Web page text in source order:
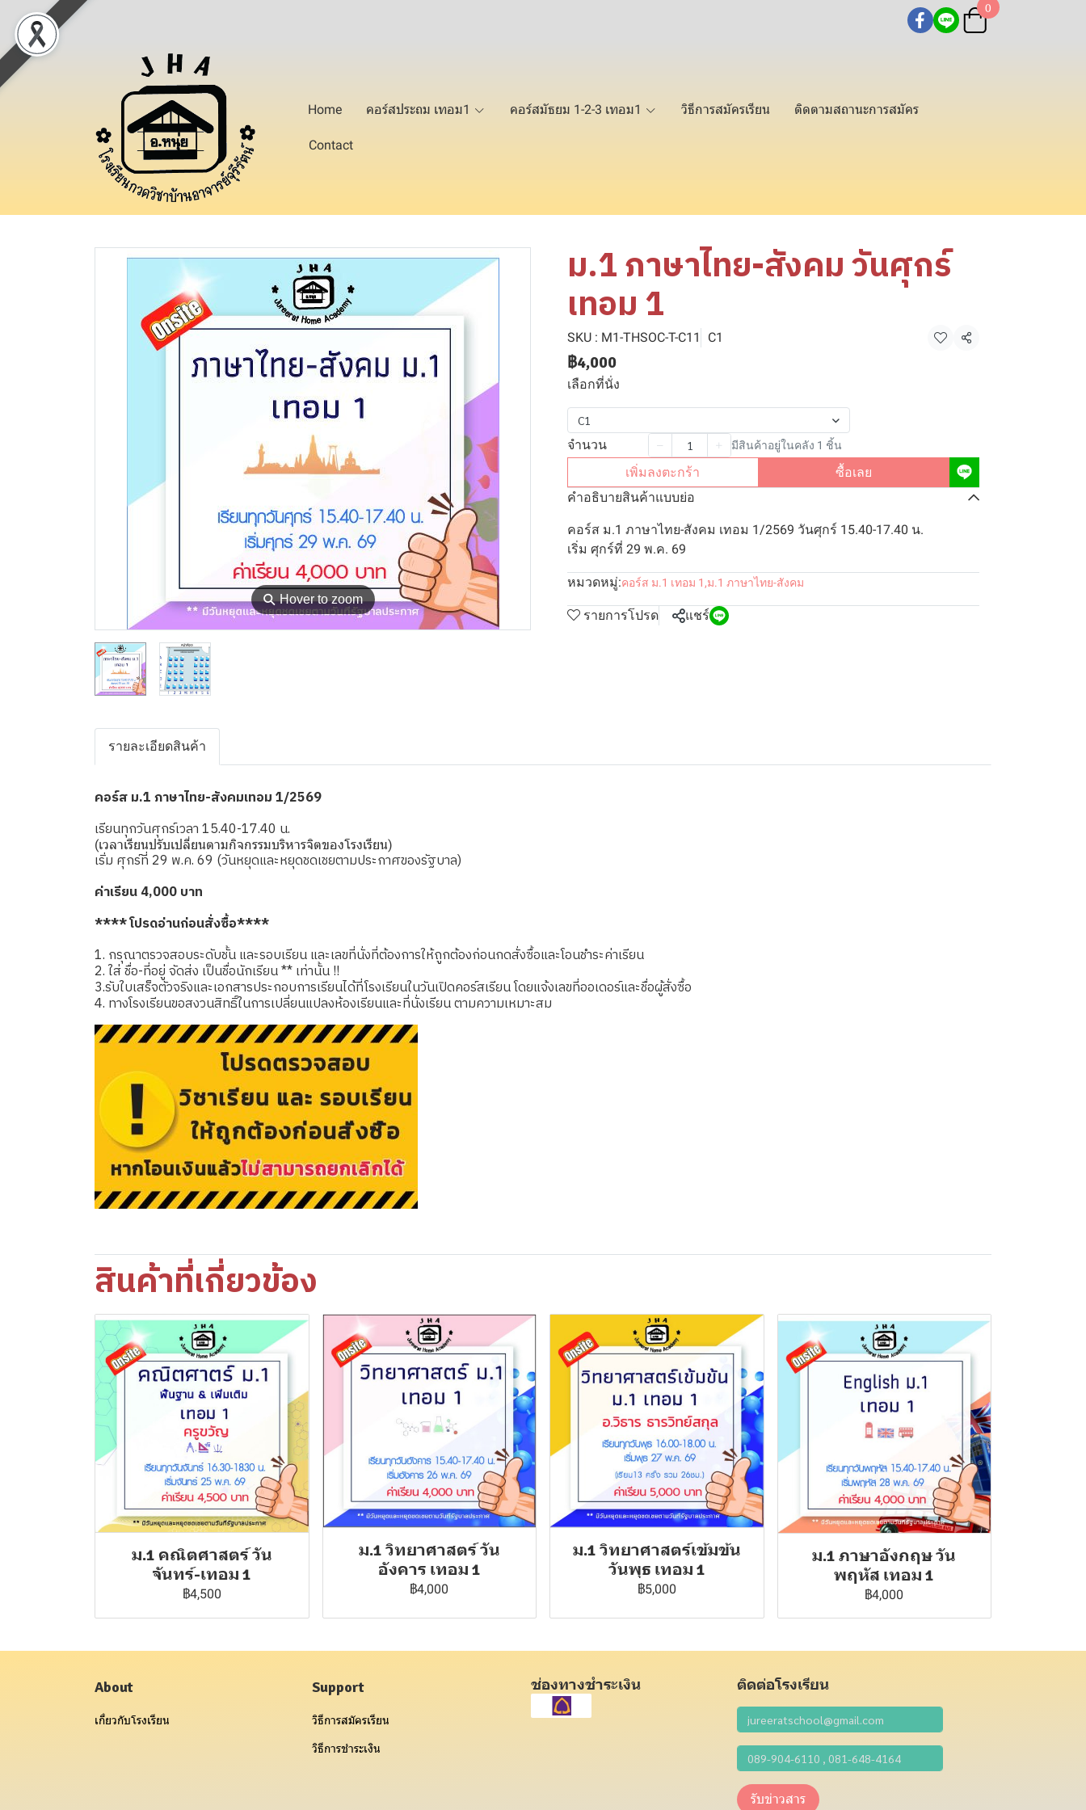
0
Home คอร์สประถม เทอม1 คอร์สมัธยม 1-2-3 เทอม1 วิธีการสมัครเรียน ติดตามสถานะการสมัคร
Contact
⚲Hover to zoom
ม.1 ภาษาไทย-สังคม วันศุกร์
เทอม 1
SKU : M1-THSOC-T-C11 C1 แชร์
฿4,000
เลือกที่นั่ง
C1
จำนวน มีสินค้าอยู่ในคลัง 1 ชิ้น
เพิ่มลงตะกร้า
ซื้อเลย
คำอธิบายสินค้าแบบย่อ
คอร์ส ม.1 ภาษาไทย-สังคม เทอม 1/2569 วันศุกร์ 15.40-17.40 น.
เริ่ม ศุกร์ที่ 29 พ.ค. 69
หมวดหมู่:คอร์ส ม.1 เทอม 1 ,ม.1 ภาษาไทย-สังคม
รายการโปรด แชร์
รายละเอียดสินค้า
คอร์ส ม.1 ภาษาไทย-สังคมเทอม 1/2569
เรียนทุกวันศุกร์เวลา 15.40-17.40 น.
(เวลาเรียนปรับเปลี่ยนตามกิจกรรมบริหารจิตของโรงเรียน)
เริ่ม ศุกร์ที่ 29 พ.ค. 69 (วันหยุดและหยุดชดเชยตามประกาศของรัฐบาล)
ค่าเรียน 4,000 บาท
**** โปรดอ่านก่อนสั่งซื้อ****
1. กรุณาตรวจสอบระดับชั้น และรอบเรียน และเลขที่นั่งที่ต้องการให้ถูกต้องก่อนกดสั่งซื้อและโอนชำระค่าเรียน
2. ใส่ ชื่อ-ที่อยู่ จัดส่ง เป็นชื่อนักเรียน ** เท่านั้น !!
3.รับใบเสร็จตัวจริงและเอกสารประกอบการเรียนได้ที่โรงเรียนในวันเปิดคอร์สเรียน โดยแจ้งเลขที่ออเดอร์และชื่อผู้สั่งซื้อ
4. ทางโรงเรียนขอสงวนสิทธิ์ในการเปลี่ยนแปลงห้องเรียนและที่นั่งเรียน ตามความเหมาะสม
สินค้าที่เกี่ยวข้อง
ม.1 คณิตศาสตร์ วัน
จันทร์-เทอม 1
฿4,500
ม.1 วิทยาศาสตร์ วัน
อังคาร เทอม 1
฿4,000
ม.1 วิทยาศาสตร์เข้มข้น
วันพุธ เทอม 1
฿5,000
ม.1 ภาษาอังกฤษ วัน
พฤหัส เทอม 1
฿4,000
About
เกี่ยวกับโรงเรียน
Support
วิธีการสมัครเรียน
วิธีการชำระเงิน
ช่องทางชำระเงิน ติดต่อโรงเรียน
รับข่าวสาร